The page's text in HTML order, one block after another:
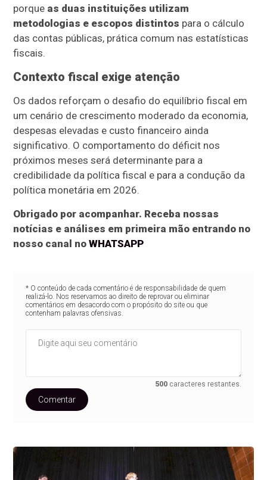
porque as duas instituições utilizam
metodologias e escopos distintos para o cálculo
das contas públicas, prática comum nas estatísticas
fiscais.
Contexto fiscal exige atenção
Os dados reforçam o desafio do equilíbrio fiscal em
um cenário de crescimento moderado da economia,
despesas elevadas e custo financeiro ainda
significativo. O comportamento do déficit nos
próximos meses será determinante para a
credibilidade da política fiscal e para a condução da
política monetária em 2026.
Obrigado por acompanhar. Receba nossas
notícias e análises em primeira mão entrando no
nosso canal noWHATSAPP
* O conteúdo de cada comentário é de responsabilidade de quem
realizá-lo. Nos reservamos ao direito de reprovar ou eliminar
comentários em desacordo com o propósito do site ou que
contenham palavras ofensivas.
500 caracteres restantes.
Comentar